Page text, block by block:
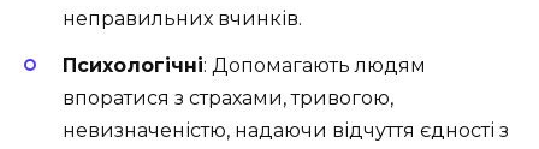
неправильних вчинків.
Психологічні: Допомагають людям
впоратися з страхами, тривогою,
невизначеністю, надаючи відчуття єдності з